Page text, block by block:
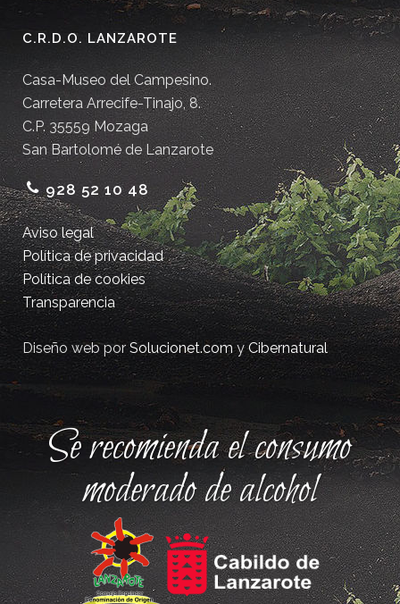
C.R.D.O. LANZAROTE
Casa-Museo del Campesino.
Carretera Arrecife-Tinajo, 8.
C.P. 35559 Mozaga
San Bartolomé de Lanzarote
928 52 10 48
Aviso legal
Política de privacidad
Política de cookies
Transparencia
Diseño web porSolucionet.comyCibernatural
Se recomienda el consumo
moderado de alcohol